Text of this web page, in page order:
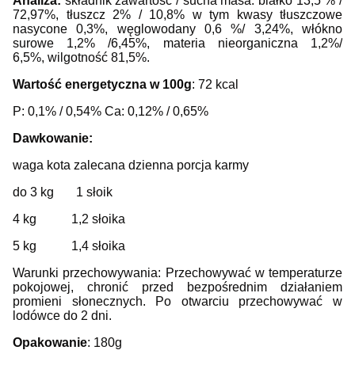
72,97%, tłuszcz 2% / 10,8% w tym kwasy tłuszczowe
nasycone 0,3%, węglowodany 0,6 %/ 3,24%,włókno
surowe 1,2% /6,45%, materia nieorganiczna 1,2%/
6,5%, wilgotność 81,5%.
Wartość energetyczna w 100g: 72 kcal
P: 0,1% / 0,54% Ca: 0,12% / 0,65%
Dawkowanie:
waga kota zalecana dzienna porcja karmy
do 3 kg 1 słoik
4 kg 1,2 słoika
5 kg 1,4 słoika
Warunki przechowywania: Przechowywać w temperaturze
pokojowej, chronić przed bezpośrednim działaniem
promieni słonecznych. Po otwarciu przechowywać w
lodówce do 2 dni.
Opakowanie: 180g